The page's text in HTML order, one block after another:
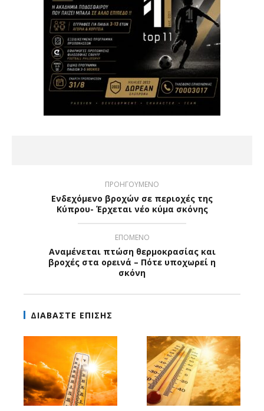
ΠΡΟΗΓΟΥΜΕΝΟ
Ενδεχόμενο βροχών σε περιοχές της
Κύπρου- Έρχεται νέο κύμα σκόνης
ΕΠΟΜΕΝΟ
Αναμένεται πτώση θερμοκρασίας και
βροχές στα ορεινά – Πότε υποχωρεί η
σκόνη
ΔΙΑΒΑΣΤΕ ΕΠΙΣΗΣ